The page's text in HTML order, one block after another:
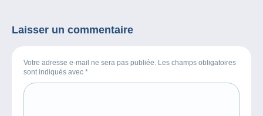
Laisser un commentaire
Votre adresse e-mail ne sera pas publiée. Les champs obligatoires
sont indiqués avec *